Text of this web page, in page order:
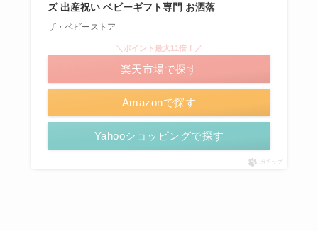
ズ 出産祝い ベビーギフト専門 お洒落
ザ・ベビーストア
Amazonで探す
＼ポイント最大11倍！／
楽天市場で探す
Yahooショッピングで探す
ポチップ